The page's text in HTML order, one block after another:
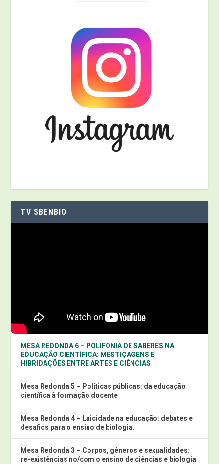
TV SBENBIO
MESA REDONDA 6 – POLIFONIA DE SABERES NA
EDUCAÇÃO CIENTÍFICA: MESTIÇAGENS E
HIBRIDAÇÕES ENTRE ARTES E CIÊNCIAS
Mesa Redonda 5 – Políticas públicas: da educação
científica à formação docente
Mesa Redonda 4 – Laicidade na educação: debates e
desafios para o ensino de biologia.
Mesa Redonda 3 – Corpos, gêneros e sexualidades:
re-existências no/com o ensino de ciências e biologia